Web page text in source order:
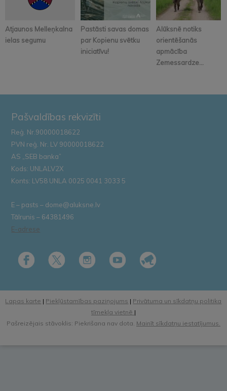
Atjaunos Melleņkalna
ielas segumu
Pastāsti savas domas
par Kopienu svētku
iniciatīvu!
Alūksnē notiks
orientēšanās
apmācība
Zemessardze...
Pašvaldības rekvizīti
Reģ. Nr.90000018622
PVN reģ. Nr. LV 90000018622
AS „SEB banka”
Kods: UNLALV2X
Konts: LV58 UNLA 0025 0041 3033 5
E – pasts – dome@aluksne.lv
Tālrunis – 64381496
E-adrese
Lapas karte | Piekļūstamības paziņojums | Privātuma un sīkdatņu politika
tīmekļa vietnē |
Pašreizējais stāvoklis: Piekrišana nav dota. Mainīt sīkdatņu iestatījumus.